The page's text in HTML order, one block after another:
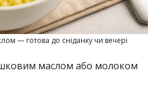
— готова до сніданку чи вечері
маслом або молоком